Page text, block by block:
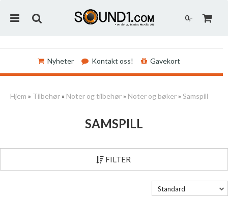
0,-
Nyheter Kontakt oss! Gavekort
Hjem » Tilbehør» Noter og tilbehør» Noter og bøker» Samspill
SAMSPILL
FILTER
Standard